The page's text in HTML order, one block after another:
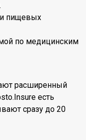
пищевых
по медицинским
расширенный
есть
сразу до 20